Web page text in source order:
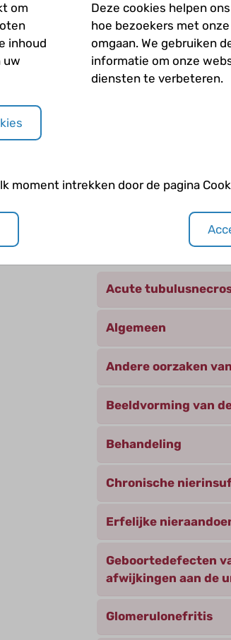
Wat is de invloed van
Wat verstaan we
Welke hormonen
Welke stoffen
Andere
Acute
Algemeen
Andere oorzaken
Beeldvorming van
Behandeling
Chronische
Erfelijke
Geboortedefecten
afwijkingen aan de
Glomerulonefritis
om
inhoud
uw
Deze cookies helpen
hoe bezoekers met
omgaan. We gebruiken
informatie om onze
diensten te verbeteren.
moment intrekken door de pagina